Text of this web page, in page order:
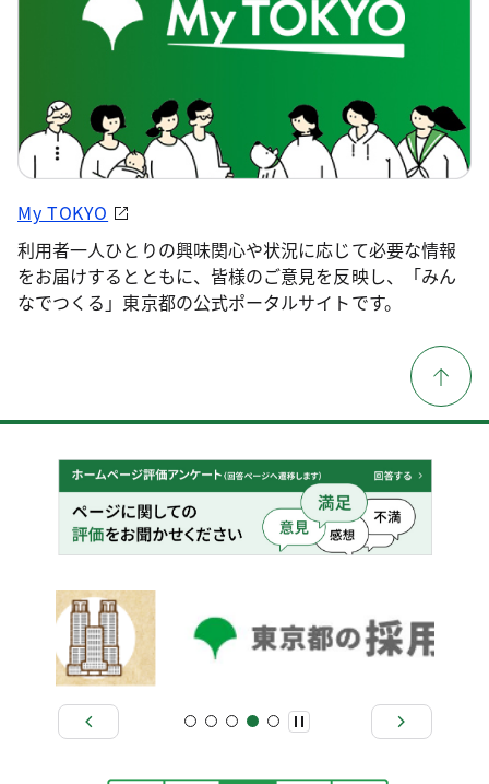
My TOKYO
利用者一人ひとりの興味関心や状況に応じて必要な情報
をお届けするとともに、皆様のご意見を反映し、「みん
なでつくる」東京都の公式ポータルサイトです。